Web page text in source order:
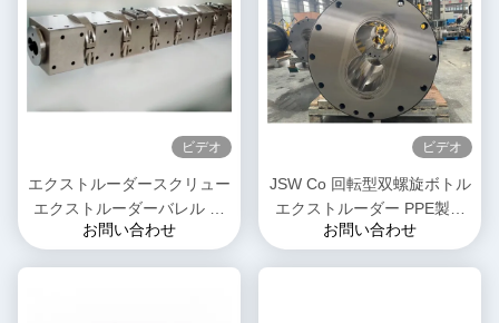
ビデオ
エクストルーダースクリュー
エクストルーダーバレル シ
リンダーユニット 直径
お問い合わせ
ビデオ
JSW Co 回転型双螺旋ボトル
エクストルーダー PPE製品
のためのコンビボトルスクリ
お問い合わせ